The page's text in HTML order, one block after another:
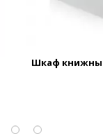
Шкаф